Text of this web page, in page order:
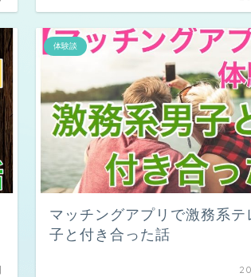
体験談
マッチングアプリで激務系テ
子と付き合った話